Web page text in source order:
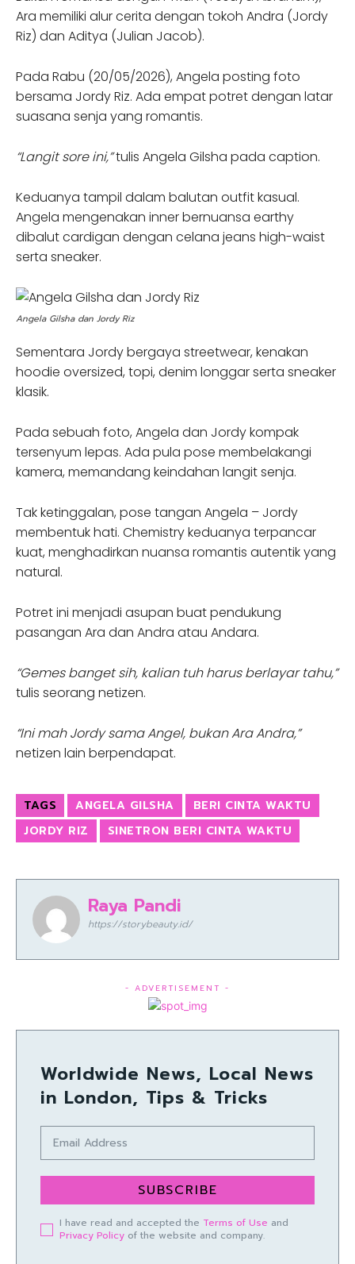
Ara memiliki alur cerita dengan tokoh Andra (Jordy
Riz) dan Aditya (Julian Jacob).
Pada Rabu (20/05/2026), Angela posting foto
bersama Jordy Riz. Ada empat potret dengan latar
suasana senja yang romantis.
“Langit sore ini,”tulis Angela Gilsha pada caption.
Keduanya tampil dalam balutan outfit kasual.
Angela mengenakan inner bernuansa earthy
dibalut cardigan dengan celana jeans high-waist
serta sneaker.
Angela Gilsha dan Jordy Riz
Sementara Jordy bergaya streetwear, kenakan
hoodie oversized, topi, denim longgar serta sneaker
klasik.
Pada sebuah foto, Angela dan Jordy kompak
tersenyum lepas. Ada pula pose membelakangi
kamera, memandang keindahan langit senja.
Tak ketinggalan, pose tangan Angela – Jordy
membentuk hati. Chemistry keduanya terpancar
kuat, menghadirkan nuansa romantis autentik yang
natural.
Potret ini menjadi asupan buat pendukung
pasangan Ara dan Andra atau Andara.
“Gemes banget sih, kalian tuh harus berlayar tahu,”
tulis seorang netizen.
“Ini mah Jordy sama Angel, bukan Ara Andra,”
netizen lain berpendapat.
TAGS ANGELA GILSHA
BERI CINTA WAKTU
JORDY RIZ
SINETRON BERI CINTA WAKTU
Raya Pandi
https://storybeauty.id/
- ADVERTISEMENT -
Worldwide News, Local News
in London, Tips & Tricks
SUBSCRIBE
I have read and accepted the Terms of Use and
Privacy Policy of the website and company.